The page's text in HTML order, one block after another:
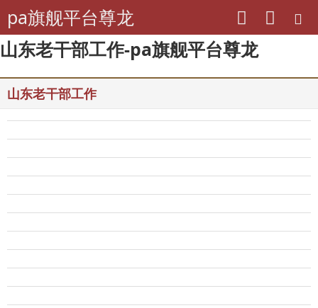
山东老干部工作-pa旗舰平台尊龙
pa旗舰平台尊龙
山东老干部工作